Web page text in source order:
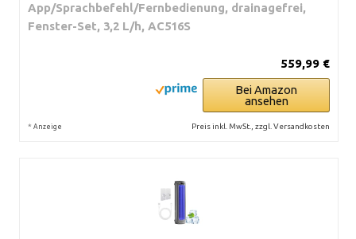
App/Sprachbefehl/Fernbedienung, drainagefrei,
Fenster-Set, 3,2 L/h, AC516S
559,99 €
Bei Amazon
ansehen
* Anzeige Preis inkl. MwSt., zzgl. Versandkosten